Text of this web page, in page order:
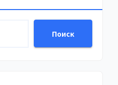
Поиск